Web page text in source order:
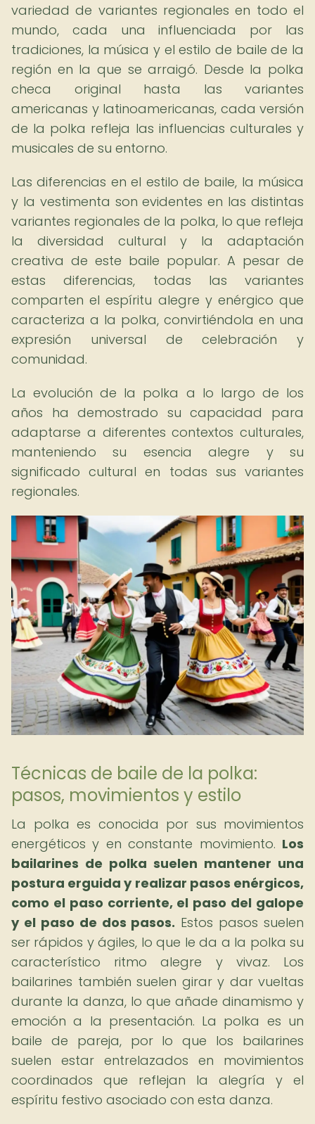
variedad de variantes regionales en todo el
mundo, cada una influenciada por las
tradiciones, la música y el estilo de baile de la
región en la que se arraigó. Desde la polka
checa original hasta las variantes
americanas y latinoamericanas, cada versión
de la polka refleja las influencias culturales y
musicales de su entorno.
Las diferencias en el estilo de baile, la música
y la vestimenta son evidentes en las distintas
variantes regionales de la polka, lo que refleja
la diversidad cultural y la adaptación
creativa de este baile popular. A pesar de
estas diferencias, todas las variantes
comparten el espíritu alegre y enérgico que
caracteriza a la polka, convirtiéndola en una
expresión universal de celebración y
comunidad.
La evolución de la polka a lo largo de los
años ha demostrado su capacidad para
adaptarse a diferentes contextos culturales,
manteniendo su esencia alegre y su
significado cultural en todas sus variantes
regionales.
Técnicas de baile de la polka:
pasos, movimientos y estilo
La polka es conocida por sus movimientos
energéticos y en constante movimiento. Los
bailarines de polka suelen mantener una
postura erguida y realizar pasos enérgicos,
como el paso corriente, el paso del galope
y el paso de dos pasos. Estos pasos suelen
ser rápidos y ágiles, lo que le da a la polka su
característico ritmo alegre y vivaz. Los
bailarines también suelen girar y dar vueltas
durante la danza, lo que añade dinamismo y
emoción a la presentación. La polka es un
baile de pareja, por lo que los bailarines
suelen estar entrelazados en movimientos
coordinados que reflejan la alegría y el
espíritu festivo asociado con esta danza.